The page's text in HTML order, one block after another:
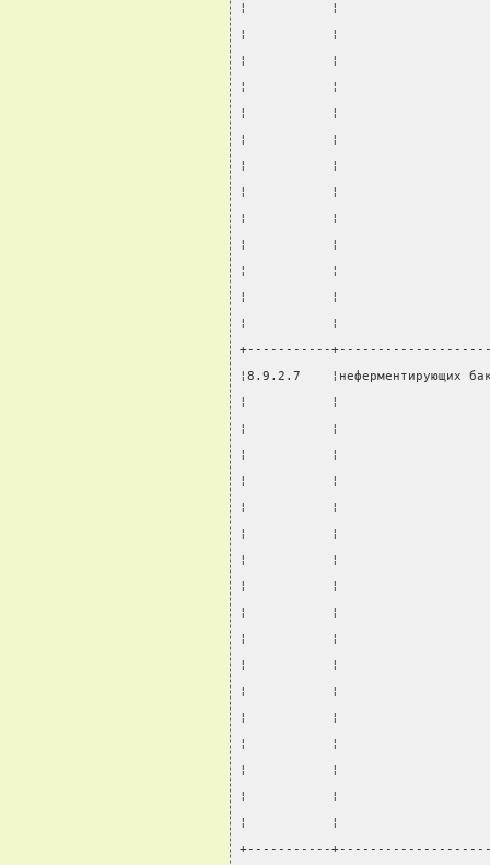
¦           ¦
¦           ¦
¦           ¦
¦           ¦
¦           ¦
¦           ¦
¦           ¦
¦           ¦
¦           ¦
¦           ¦
¦           ¦
¦           ¦
¦           ¦
+-----------
¦8.9.2.7    ¦неферментирующих
¦           ¦
¦           ¦
¦           ¦
¦           ¦
¦           ¦
¦           ¦
¦           ¦
¦           ¦
¦           ¦
¦           ¦
¦           ¦
¦           ¦
¦           ¦
¦           ¦
¦           ¦
¦           ¦
¦           ¦
+-----------